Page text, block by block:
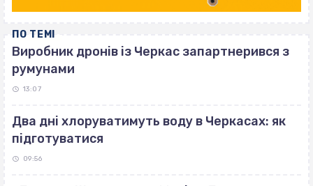
ПО ТЕМІ
Виробник дронів із Черкас запартнерився з
румунами
13:07
Два дні хлоруватимуть воду в Черкасах: як
підготуватися
09:56